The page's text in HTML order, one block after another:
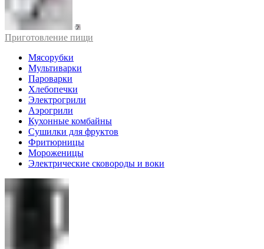
Приготовление пищи
Мясорубки
Мультиварки
Пароварки
Хлебопечки
Электрогрили
Аэрогрили
Кухонные комбайны
Сушилки для фруктов
Фритюрницы
Мороженицы
Электрические сковороды и воки